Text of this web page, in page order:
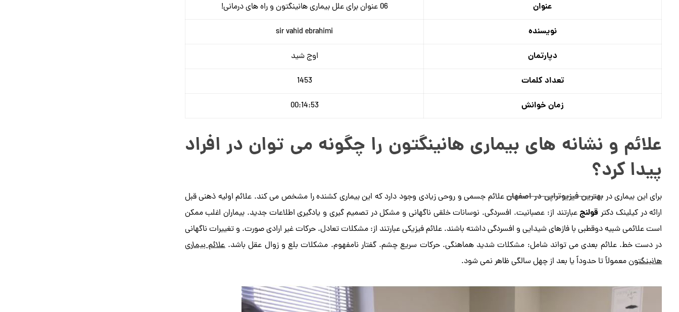
عنوان 06 عنوان برای علل بیماری هانینگتون و راه های درمانی!
نویسنده sir vahid ebrahimi
دپارتمان اوج شید
تعداد کلمات 1453
زمان خوانش 00:14:53
علائم و نشانه های بیماری هانینگتون را چگونه می توان در افراد
پیدا کرد؟
برای این بیماری دربهترین فیزیوتراپی در اصفهانعلائم جسمی و روحی زیادی وجود دارد که این بیماری کشنده را مشخص می کند. علائم اولیه ذهنی قبل
ارائه در کیلینک دکتر قولنجعبارتند از: عصبانیت. افسردگی. نوسانات خلقی ناگهانی و مشکل در تصمیم گیری و یادگیری اطلاعات جدید. بیماران اغلب ممکن
است علائمی شبیه دوقطبی با فازهای شیدایی و افسردگی داشته باشند. علائم فیزیکی عبارتند از: مشکلات تعادل. حرکات غیر ارادی صورت. و تغییرات ناگهانی
در دست خط. علائم بعدی می تواند شامل: مشکلات شدید هماهنگی. حرکات سریع چشم. گفتار نامفهوم. مشکلات بلع و زوال عقل باشد.علائم بیماری
هانینگتونمعمولاً تا حدوداً یا بعد از چهل سالگی ظاهر نمی شود.